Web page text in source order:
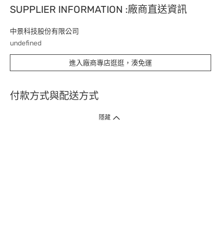
SUPPLIER INFORMATION :廠商直送資訊
中景科技股份有限公司
undefined
進入廠商專店逛逛，湊免運
付款方式與配送方式
隱藏